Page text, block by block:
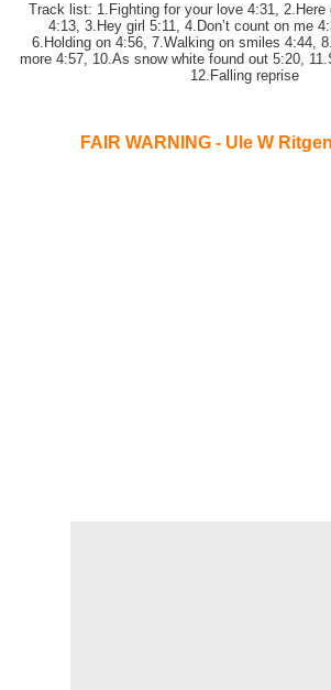
Track list: 1.Fighting for your love 4:31, 2.Here
4:13, 3.Hey girl 5:11, 4.Don’t count on me
6.Holding on 4:56, 7.Walking on smiles 4:44,
more 4:57, 10.As snow white found out 5:20,
12.Falling reprise
FAIR WARNING - Ule W